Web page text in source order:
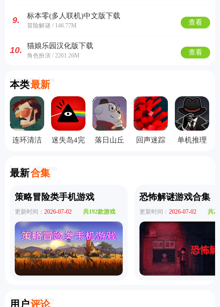
9. 标本零(多人联机)中文版下载
冒险解谜 / 146.77M 查看
10. 猫娘乐园汉化版下载
角色扮演 / 2261.26M 查看
本类最新
Currently Latest
连环清洁
迷失岛4完
落日山丘
回声迷踪
单机推理
最新合集
Latest Collection
策略冒险类手机游戏
更新时间： 2026-07-02 共192款游戏
恐怖解谜游戏合集
更新时间： 2026-07-02 共
用户评论
User Comments